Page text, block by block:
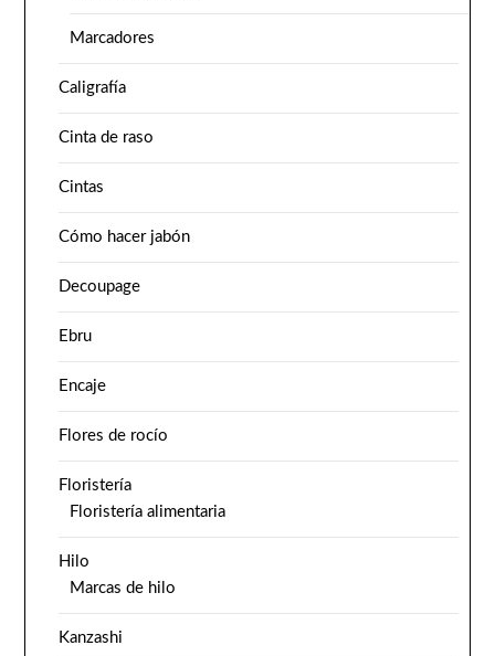
Marcadores
Caligrafía
Cinta de raso
Cintas
Cómo hacer jabón
Decoupage
Ebru
Encaje
Flores de rocío
Floristería
Floristería alimentaria
Hilo
Marcas de hilo
Kanzashi